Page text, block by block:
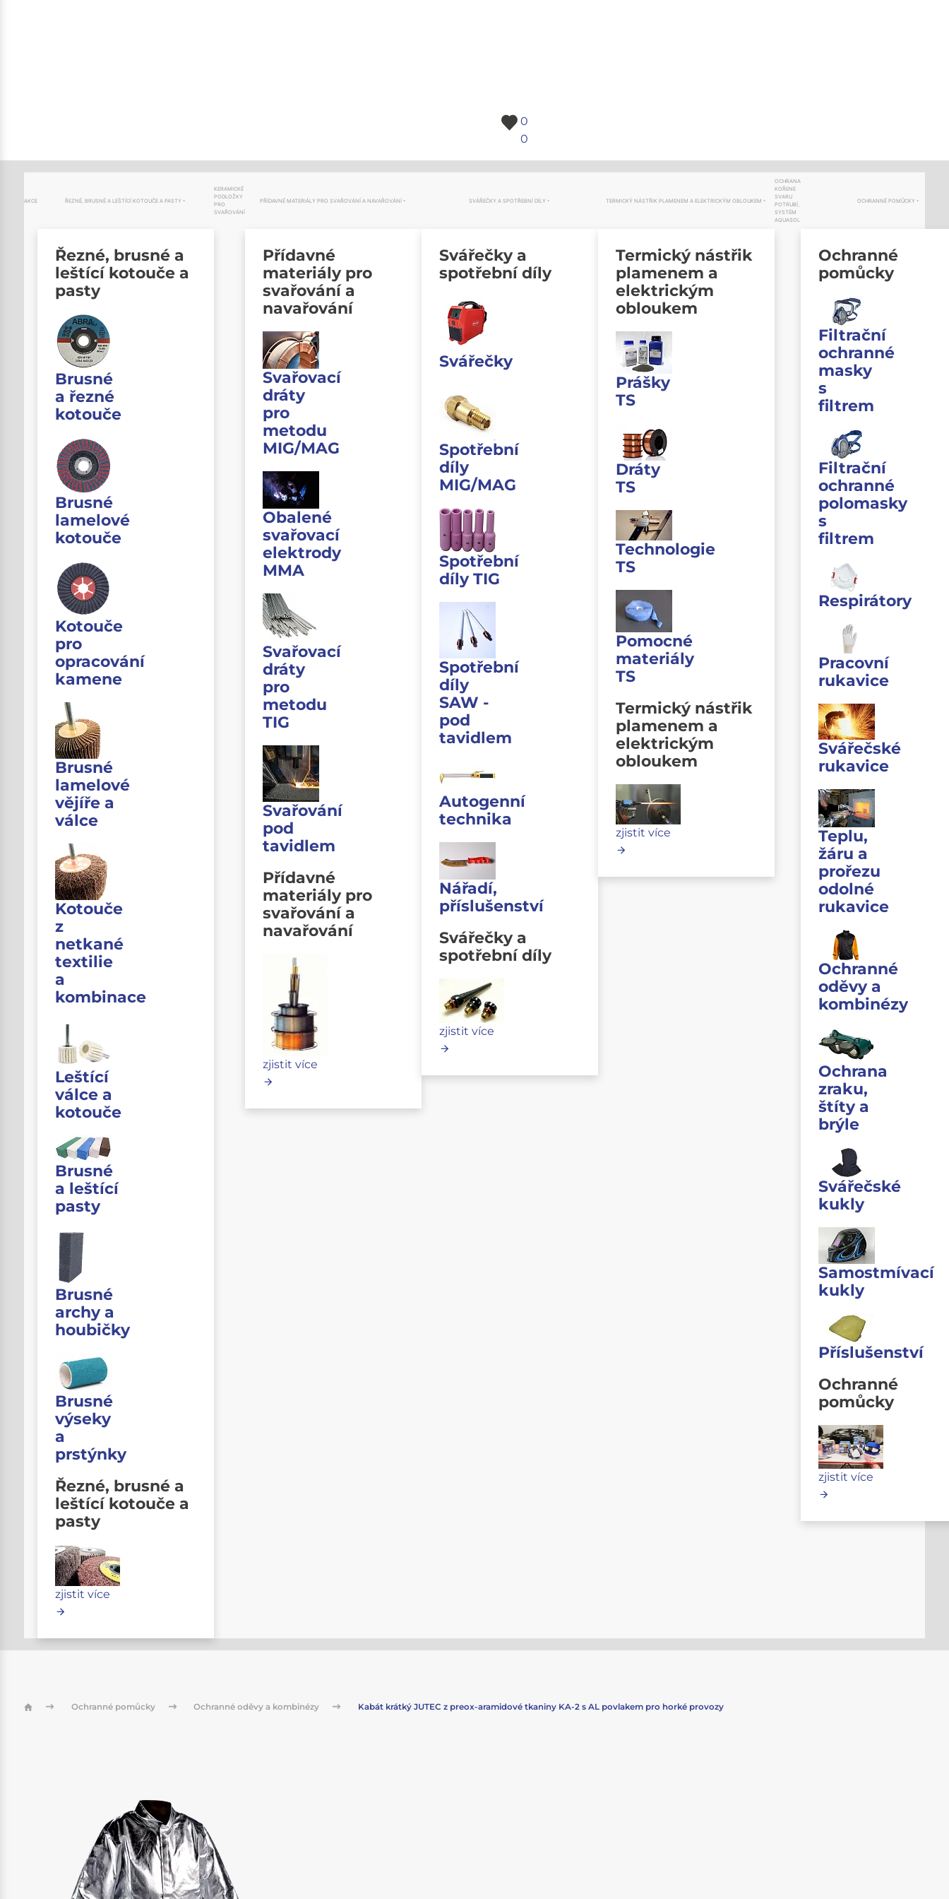
0
0
AKCE ŘEZNÉ, BRUSNÉ A LEŠTÍCÍ KOTOUČE A PASTY
Řezné, brusné a
leštící kotouče a
pasty
Brusné
a řezné
kotouče
Brusné
lamelové
kotouče
Kotouče
pro
opracování
kamene
Brusné
lamelové
vějíře a
válce
Kotouče
z
netkané
textilie
a
kombinace
Leštící
válce a
kotouče
Brusné
a leštící
pasty
Brusné
archy a
houbičky
Brusné
výseky
a
prstýnky
Řezné, brusné a
leštící kotouče a
pasty
zjistit více
KERAMICKÉ
PODLOŽKY
PRO
SVAŘOVÁNÍ
PŘÍDAVNÉ MATERIÁLY PRO SVAŘOVÁNÍ A NAVAŘOVÁNÍ
Přídavné
materiály pro
svařování a
navařování
Svařovací
dráty
pro
metodu
MIG/MAG
Obalené
svařovací
elektrody
MMA
Svařovací
dráty
pro
metodu
TIG
Svařování
pod
tavidlem
Přídavné
materiály pro
svařování a
navařování
zjistit více
SVÁŘEČKY A SPOTŘEBNÍ DÍLY
Svářečky a
spotřební díly
Svářečky
Spotřební
díly
MIG/MAG
Spotřební
díly TIG
Spotřební
díly
SAW -
pod
tavidlem
Autogenní
technika
Nářadí,
příslušenství
Svářečky a
spotřební díly
zjistit více
TERMICKÝ NÁSTŘIK PLAMENEM A ELEKTRICKÝM OBLOUKEM
Termický nástřik
plamenem a
elektrickým
obloukem
Prášky
TS
Dráty
TS
Technologie
TS
Pomocné
materiály
TS
Termický nástřik
plamenem a
elektrickým
obloukem
zjistit více
OCHRANA
KOŘENE
SVARU
POTRUBÍ,
SYSTÉM
AQUASOL
OCHRANNÉ POMŮCKY
Ochranné
pomůcky
Filtrační
ochranné
masky
s
filtrem
Filtrační
ochranné
polomasky
s
filtrem
Respirátory
Pracovní
rukavice
Svářečské
rukavice
Teplu,
žáru a
prořezu
odolné
rukavice
Ochranné
oděvy a
kombinézy
Ochrana
zraku,
štíty a
brýle
Svářečské
kukly
Samostmívací
kukly
Příslušenství
Ochranné
pomůcky
zjistit více
Ochranné pomůcky Ochranné oděvy a kombinézy Kabát krátký JUTEC z preox-aramidové tkaniny KA-2 s AL povlakem pro horké provozy